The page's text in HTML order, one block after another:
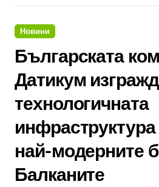
Новини
Българската
Датикум
технологичната
най-модерните
Балканите